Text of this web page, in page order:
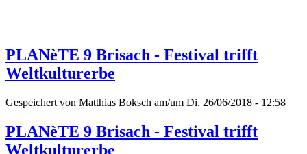
PLANèTE 9 Brisach - Festival trifft
Weltkulturerbe
Gespeichert von Matthias Boksch am/um Di, 26/06/2018 - 12:58
PLANèTE 9 Brisach - Festival trifft
Weltkulturerbe